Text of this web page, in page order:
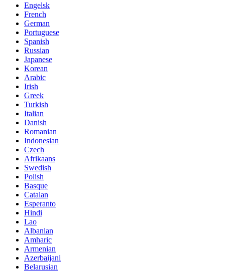
Engelsk
French
German
Portuguese
Spanish
Russian
Japanese
Korean
Arabic
Irish
Greek
Turkish
Italian
Danish
Romanian
Indonesian
Czech
Afrikaans
Swedish
Polish
Basque
Catalan
Esperanto
Hindi
Lao
Albanian
Amharic
Armenian
Azerbaijani
Belarusian